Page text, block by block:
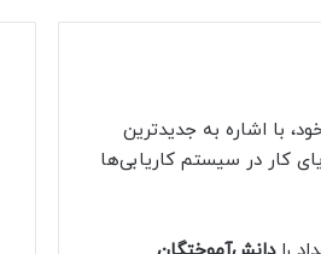
با اشاره به جدیدترین
هزار نفر جویای کار در سیستم کاریابی‌ها